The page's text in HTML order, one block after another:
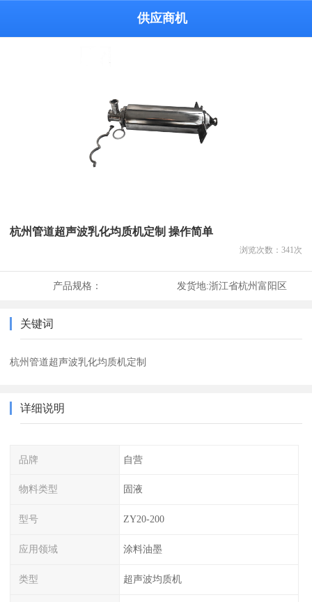
供应商机
杭州管道超声波乳化均质机定制 操作简单
浏览次数： 341 次
产品规格： 发货地:浙江省杭州富阳区
关键词
杭州管道超声波乳化均质机定制
详细说明
品牌 自营
物料类型 固液
型号 ZY20-200
应用领域 涂料油墨
类型 超声波均质机